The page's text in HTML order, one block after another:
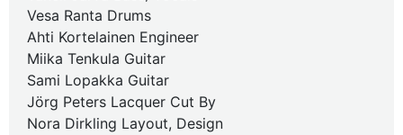
Vesa Ranta Drums
Ahti Kortelainen Engineer
Miika Tenkula Guitar
Sami Lopakka Guitar
Jörg Peters Lacquer Cut By
Nora Dirkling Layout, Design